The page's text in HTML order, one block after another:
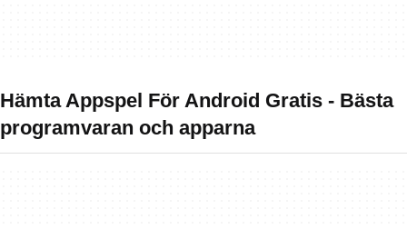
Hämta Appspel För Android Gratis - Bästa
programvaran och apparna